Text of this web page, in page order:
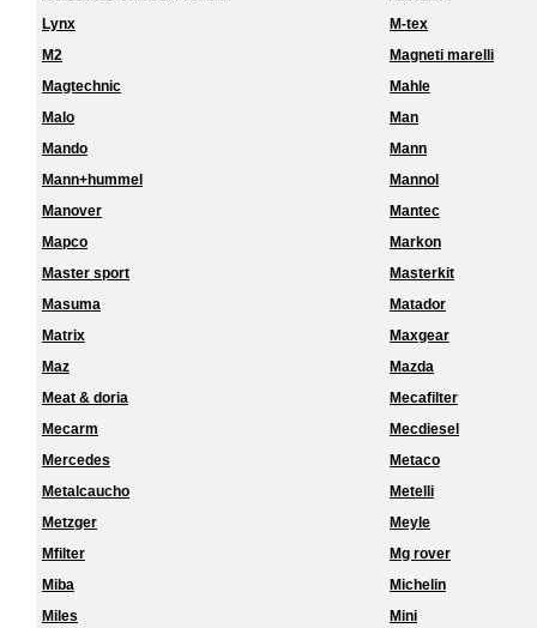
Lynx
M-tex
M2
Magneti marelli
Magtechnic
Mahle
Malo
Man
Mando
Mann
Mann+hummel
Mannol
Manover
Mantec
Mapco
Markon
Master sport
Masterkit
Masuma
Matador
Matrix
Maxgear
Maz
Mazda
Meat & doria
Mecafilter
Mecarm
Mecdiesel
Mercedes
Metaco
Metalcaucho
Metelli
Metzger
Meyle
Mfilter
Mg rover
Miba
Michelin
Miles
Mini